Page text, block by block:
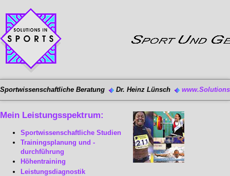
Sportwissenschaftliche Beratung Dr. Heinz Lünsch
Mein Leistungsspektrum:
Sportwissenschaftliche Studien
Trainingsplanung und -
durchführung
Höhentraining
Leistungsdiagnostik